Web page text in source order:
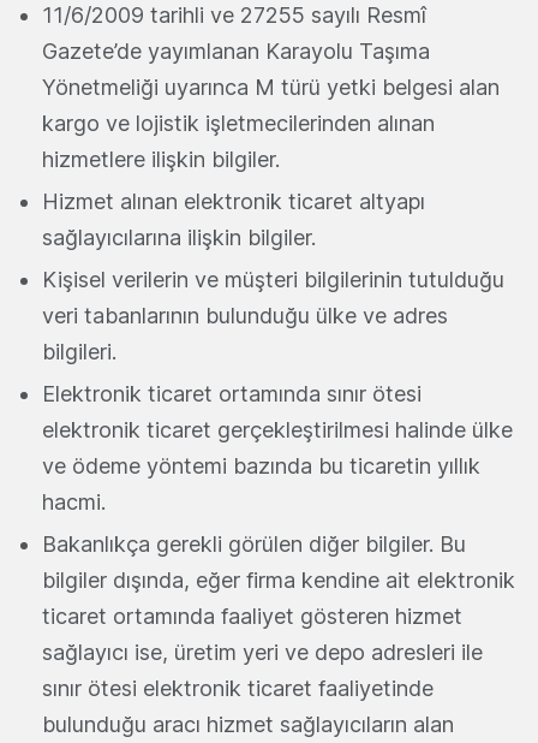
11/6/2009 tarihli ve 27255 sayılı Resmî
Gazete’de yayımlanan Karayolu Taşıma
Yönetmeliği uyarınca M türü yetki belgesi alan
kargo ve lojistik işletmecilerinden alınan
hizmetlere ilişkin bilgiler.
Hizmet alınan elektronik ticaret altyapı
sağlayıcılarına ilişkin bilgiler.
Kişisel verilerin ve müşteri bilgilerinin tutulduğu
veri tabanlarının bulunduğu ülke ve adres
bilgileri.
Elektronik ticaret ortamında sınır ötesi
elektronik ticaret gerçekleştirilmesi halinde ülke
ve ödeme yöntemi bazında bu ticaretin yıllık
hacmi.
Bakanlıkça gerekli görülen diğer bilgiler. Bu
bilgiler dışında, eğer firma kendine ait elektronik
ticaret ortamında faaliyet gösteren hizmet
sağlayıcı ise, üretim yeri ve depo adresleri ile
sınır ötesi elektronik ticaret faaliyetinde
bulunduğu aracı hizmet sağlayıcıların alan